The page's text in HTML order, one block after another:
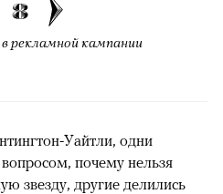
8
рекламной кампании
Уайтли, одни
почему нельзя
звезду, другие делились